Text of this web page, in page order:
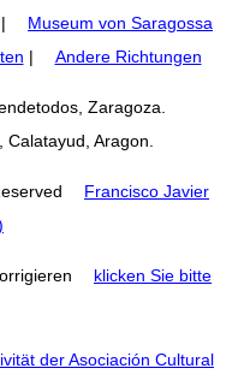
|
Museum von Saragossa
| Andere Richtungen
Zaragoza.
Aragon.
Francisco Javier
klicken Sie bitte
der Asociación Cultural